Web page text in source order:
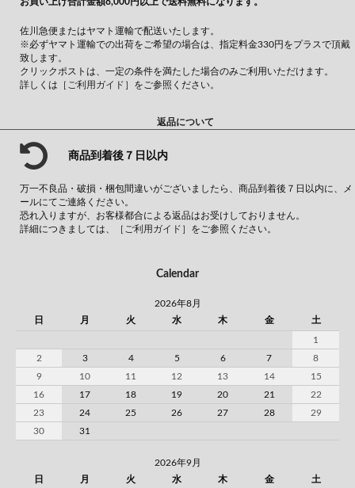
佐川急便またはヤマト運輸で配送いたします。
※必ずヤマト運輸での出荷をご希望の場合は、指定料金330円をプラスで頂戴
致します。
クリックポストは、一定の条件を満たした場合のみご利用いただけます。
詳しくは ［ご利用ガイド］ をご参照ください。
返品について
商品到着後７日以内
万一不良品・破損・梱包間違いがございましたら、商品到着後７日以内に、メ
ールにてご連絡ください。
恐れ入りますが、お客様都合による返品はお受けしておりません。
詳細につきましては、
［ご利用ガイド］ をご参照ください。
Calendar
2026年8月
日
月 火 水 木 金 土
1
2
3 4 5 6 7
8
9
10 11 12 13 14
15
16
17 18 19 20 21
22
23
24 25 26 27 28
29
30
31
2026年9月
日
月 火 水 木 金 土